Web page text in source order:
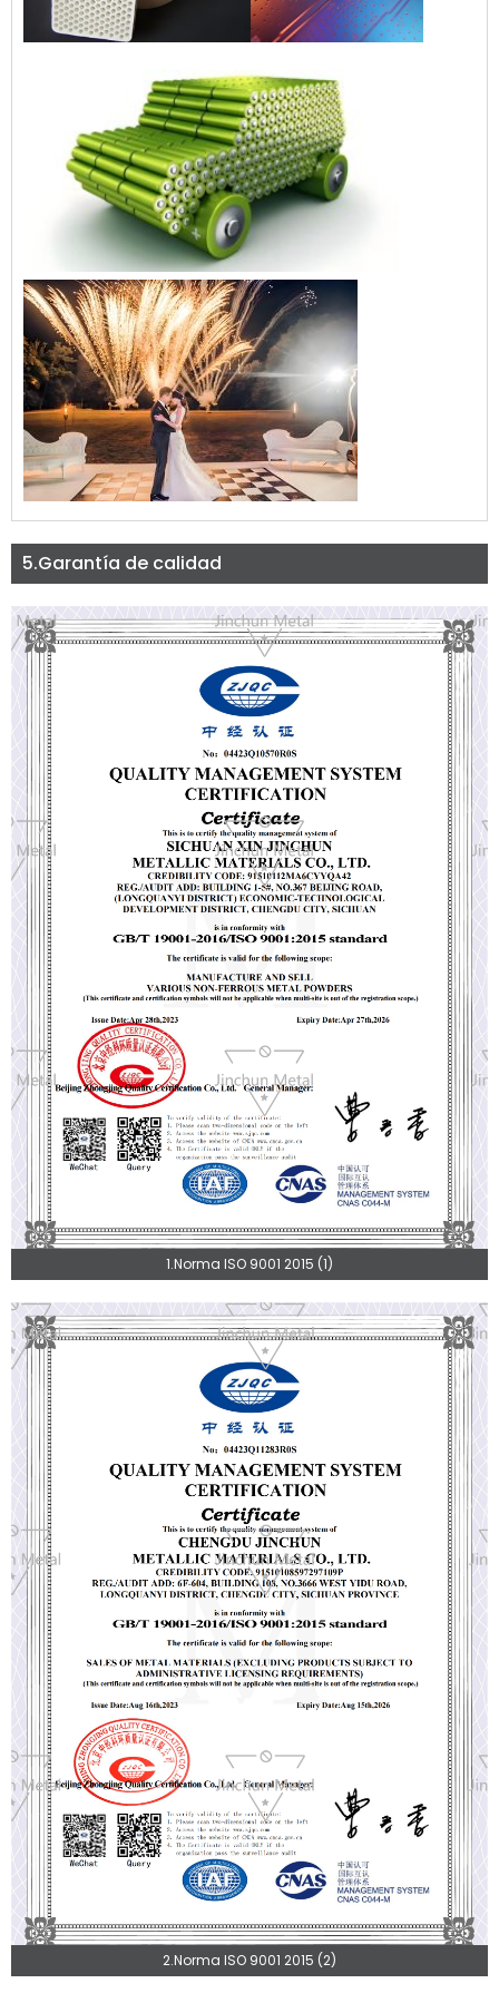
5.Garantía de calidad
1.Norma ISO 9001 2015 (1)
2.Norma ISO 9001 2015 (2)